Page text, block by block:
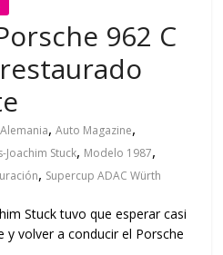
962 C
Alemania,Auto Magazine,
Joachim Stuck, Modelo 1987,
, Supercup ADAC Würth
Stuck tuvo que esperar casi
y volver a conducir el Porsche